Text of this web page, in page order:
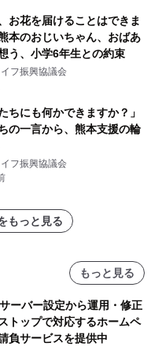
お花を届けることはできま
本のおじいちゃん、おばあ
う、小学6年生との約束
フ振興協議会
ちにも何かできますか？」
の一言から、熊本支援の輪
フ振興協議会
もっと見る
もっと見る
ーバー設定から運用・修正
トップで対応するホームペ
負サービスを提供中